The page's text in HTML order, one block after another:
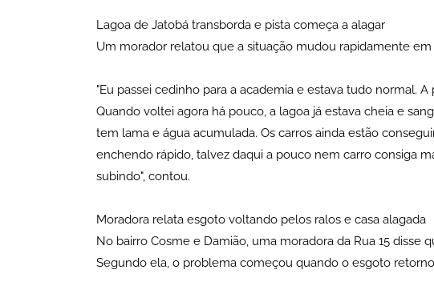
Lagoa de Jatobá transborda e pista começa a alagar
Um morador relatou que a situação mudou rapidamente em
"Eu passei cedinho para a academia e estava tudo normal.
Quando voltei agora há pouco, a lagoa já estava cheia e
tem lama e água acumulada. Os carros ainda estão
enchendo rápido, talvez daqui a pouco nem carro consiga
subindo", contou.
Moradora relata esgoto voltando pelos ralos e casa alagada
No bairro Cosme e Damião, uma moradora da Rua 15 disse
Segundo ela, o problema começou quando o esgoto